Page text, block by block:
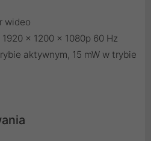
wideo
x 1200 x 1080p 60 Hz
aktywnym, 15 mW w trybie